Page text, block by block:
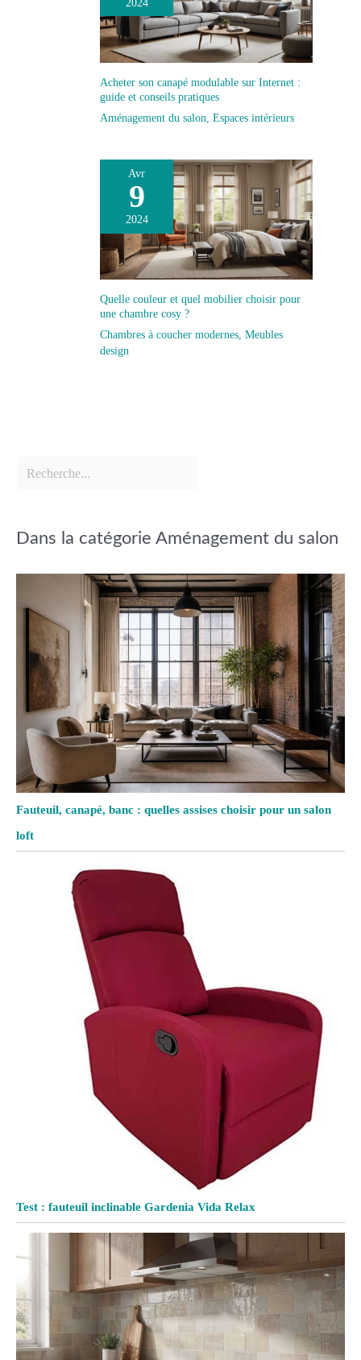
2024
Acheter son canapé modulable sur Internet :
guide et conseils pratiques
Aménagement du salon, Espaces intérieurs
Avr
9
2024
Quelle couleur et quel mobilier choisir pour
une chambre cosy ?
Chambres à coucher modernes, Meubles
design
Dans la catégorie Aménagement du salon
Fauteuil, canapé, banc : quelles assises choisir pour un salon
loft
Test : fauteuil inclinable Gardenia Vida Relax